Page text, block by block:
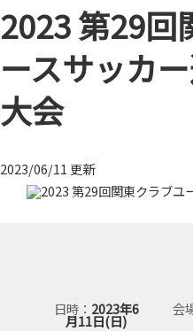
2023 第29回
ースサッカ
大会
2023/06/11 更新
日時 2023年6
月11日(日)
会